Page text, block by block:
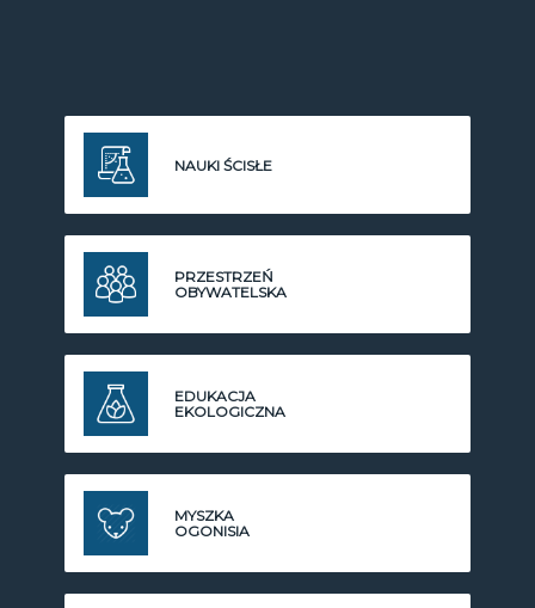
NAUKI ŚCISŁE
PRZESTRZEŃ
OBYWATELSKA
EDUKACJA
EKOLOGICZNA
MYSZKA
OGONISIA